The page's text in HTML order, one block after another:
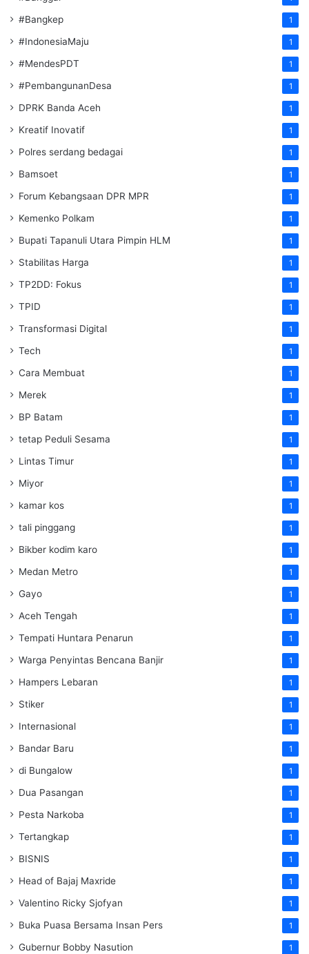
#Bangkep 1
#IndonesiaMaju 1
#MendesPDT 1
#PembangunanDesa 1
DPRK Banda Aceh 1
Kreatif Inovatif 1
Polres serdang bedagai 1
Bamsoet 1
Forum Kebangsaan DPR MPR 1
Kemenko Polkam 1
‎Bupati Tapanuli Utara Pimpin HLM 1
Stabilitas Harga 1
TP2DD: Fokus 1
TPID 1
Transformasi Digital 1
Tech 1
Cara Membuat 1
Merek 1
BP Batam 1
tetap Peduli Sesama 1
Lintas Timur 1
Miyor 1
kamar kos 1
tali pinggang 1
Bikber kodim karo 1
Medan Metro 1
Gayo 1
Aceh Tengah 1
Tempati Huntara Penarun 1
Warga Penyintas Bencana Banjir 1
Hampers Lebaran 1
Stiker 1
Internasional 1
Bandar Baru 1
di Bungalow 1
Dua Pasangan 1
Pesta Narkoba 1
Tertangkap 1
BISNIS 1
Head of Bajaj Maxride 1
Valentino Ricky Sjofyan 1
Buka Puasa Bersama Insan Pers 1
Gubernur Bobby Nasution 1